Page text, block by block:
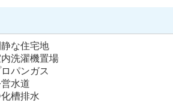
静な住宅地
洗濯機置場
パンガス
水道
槽排水